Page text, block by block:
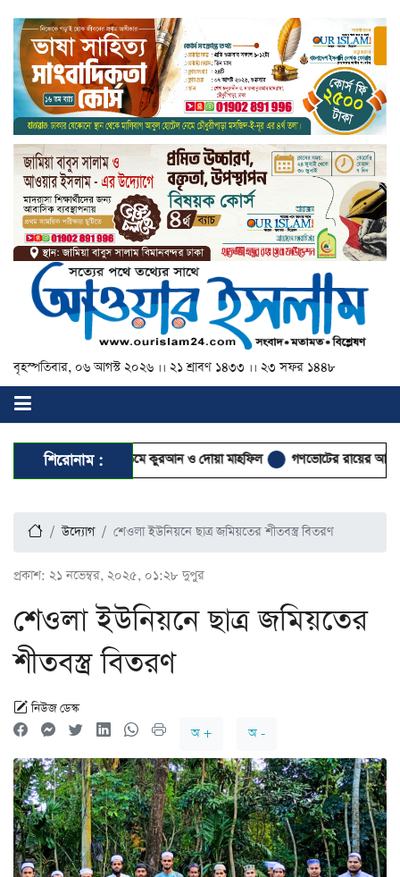
বৃহস্পতিবার, ০৬ আগস্ট ২০২৬ ।। ২১ শ্রাবণ ১৪৩৩ ।। ২৩ সফর ১৪৪৮
শিরোনাম :
ফাউন্ডেশনের খতমে কুরআন ও দোয়া মাহফিল গণভোটের রায়ের আলোকে
উদ্যোগ শেওলা ইউনিয়নে ছাত্র জমিয়তের শীতবস্ত্র বিতরণ
প্রকাশ: ২১ নভেম্বর, ২০২৫, ০১:২৮ দুপুর
শেওলা ইউনিয়নে ছাত্র জমিয়তের
শীতবস্ত্র বিতরণ
নিউজ ডেস্ক
অ +
অ -